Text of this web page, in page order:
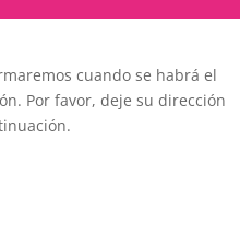
cuando se habrá el
Por favor, deje su dirección